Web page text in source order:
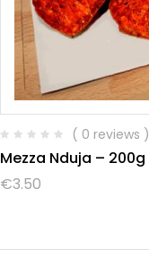
( 0 reviews )
Mezza Nduja – 200g
€3.50